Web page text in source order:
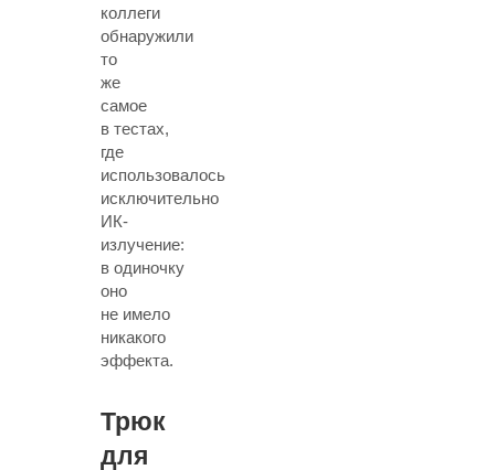
коллеги
обнаружили
то
же
самое
в тестах,
где
использовалось
исключительно
ИК-
излучение:
в одиночку
оно
не имело
никакого
эффекта.
Трюк
для